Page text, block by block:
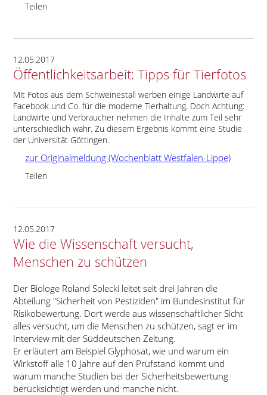
Teilen
12.05.2017
Öffentlichkeitsarbeit: Tipps für Tierfotos
Mit Fotos aus dem Schweine­stall werben einige Landwirte auf
Facebook und Co. für die moderne Tierhaltung. Doch Achtung:
Landwirte und Verbraucher nehmen die Inhalte zum Teil sehr
unterschiedlich wahr. Zu diesem Ergebnis kommt eine Studie
der Universität Göttingen.
zur Originalmeldung (Wochenblatt Westfalen-Lippe)
Teilen
12.05.2017
Wie die Wissenschaft versucht,
Menschen zu schützen
Der Biologe Roland Solecki leitet seit drei Jahren die
Abteilung Sicherheit von Pestiziden im Bundesinstitut für
Risikobewertung. Dort werde aus wissenschaftlicher Sicht
alles versucht, um die Menschen zu schützen, sagt er im
Interview mit der Süddeutschen Zeitung.
Er erläutert am Beispiel Glyphosat, wie und warum ein
Wirkstoff alle 10 Jahre auf den Prüfstand kommt und
warum manche Studien bei der Sicherheitsbewertung
berücksichtigt werden und manche nicht.